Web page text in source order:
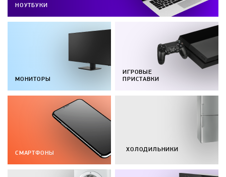
НОУТБУКИ
МОНИТОРЫ
ИГРОВЫЕ
ПРИСТАВКИ
СМАРТФОНЫ
ХОЛОДИЛЬНИКИ